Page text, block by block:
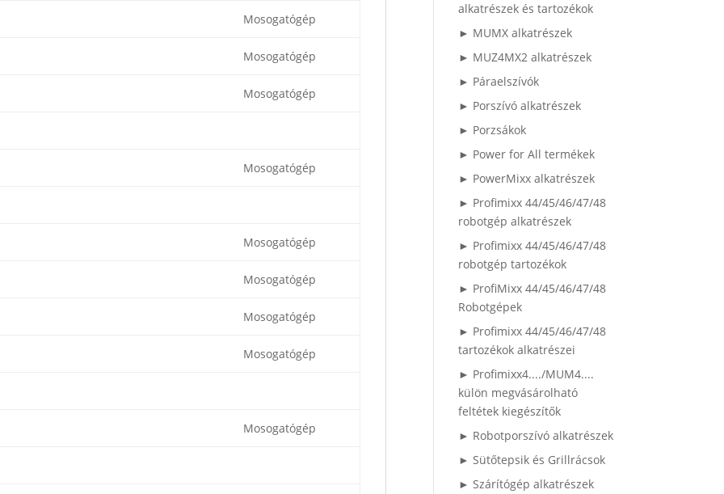
Mosogatógép
Mosogatógép
Mosogatógép
Mosogatógép
Mosogatógép
Mosogatógép
Mosogatógép
Mosogatógép
Mosogatógép
alkatrészek és tartozékok
► MUMX alkatrészek
► MUZ4MX2 alkatrészek
► Páraelszívók
► Porszívó alkatrészek
► Porzsákok
► Power for All termékek
► PowerMixx alkatrészek
► Profimixx 44/45/46/47/48
robotgép alkatrészek
► Profimixx 44/45/46/47/48
robotgép tartozékok
► ProfiMixx 44/45/46/47/48
Robotgépek
► Profimixx 44/45/46/47/48
tartozékok alkatrészei
► Profimixx4..../MUM4....
külön megvásárolható
feltétek kiegészítők
► Robotporszívó alkatrészek
► Sütőtepsik és Grillrácsok
► Szárítógép alkatrészek